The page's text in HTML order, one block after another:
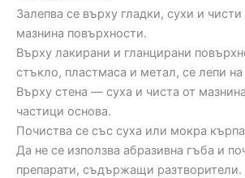
Залепва се върху гладки, сухи и чисти
мазнина повърхности.
Върху лакирани и гланцирани
стъкло, пластмаса и метал, се лепи
Върху стена — суха и чиста от
частици основа.
Почиства се със суха или мокра
Да не се използва абразивна гъба и
препарати, съдържащи разтворители.